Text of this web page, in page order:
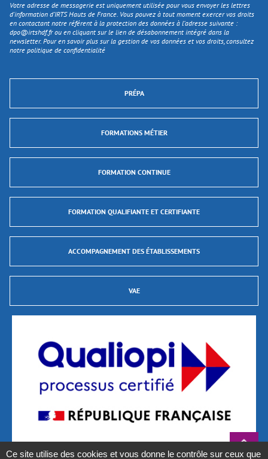
Votre adresse de messagerie est uniquement utilisée pour vous envoyer les lettres
d'information d’IRTS Hauts de France. Vous pouvez à tout moment exercer vos droits
en contactant notre référent à la protection des données à l’adresse suivante :
dpo@irtshdf.frou en cliquant sur le lien de désabonnement intégré dans la
newsletter. Pour en savoir plus sur la gestion de vos données et vos droits, consultez
notre politique de confidentialité
PRÉPA
FORMATIONS MÉTIER
FORMATION CONTINUE
FORMATION QUALIFIANTE ET CERTIFIANTE
ACCOMPAGNEMENT DES ÉTABLISSEMENTS
VAE
Ce site utilise des cookies et vous donne le contrôle sur ceux que